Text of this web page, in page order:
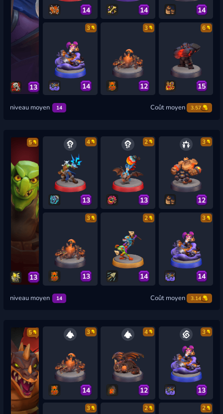
13
14 14 14
3
14
3
12
6
15
niveau moyen 14 Coût moyen 3.57
5
13
4
13
2
13
3
12
3
13
2
14
3
14
niveau moyen 14 Coût moyen 3.14
5 3
14
4
12
3
13
3 2 2